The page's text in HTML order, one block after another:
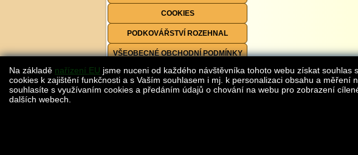
COOKIES
PODKOVÁŘSTVÍ ROZEHNAL
VŠEOBECNÉ OBCHODNÍ PODMÍNKY
FORMULÁŘE KE STAŽENÍ
Na základě nařízení EU jsme nuceni od každého návštěvníka tohoto webu získat
cookies k zajištění funkčnosti a s Vaším souhlasem i mj. k personalizaci obsahu a měření
souhlasíte s využívaním cookies a předáním údajů o chování na webu pro zobrazení
dalších webech.